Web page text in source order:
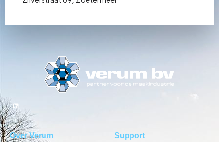
Over Verum Support